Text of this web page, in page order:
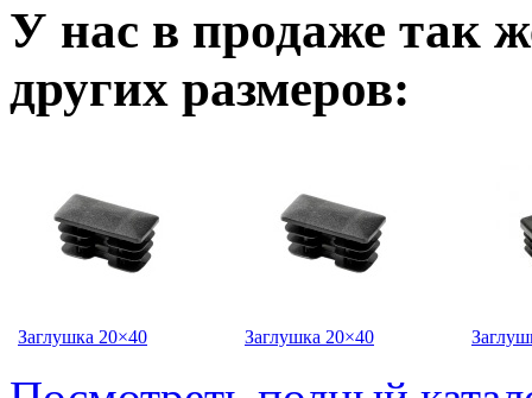
У нас в продаже так
других размеров:
Заглушка 20×40 Заглушка 20×40